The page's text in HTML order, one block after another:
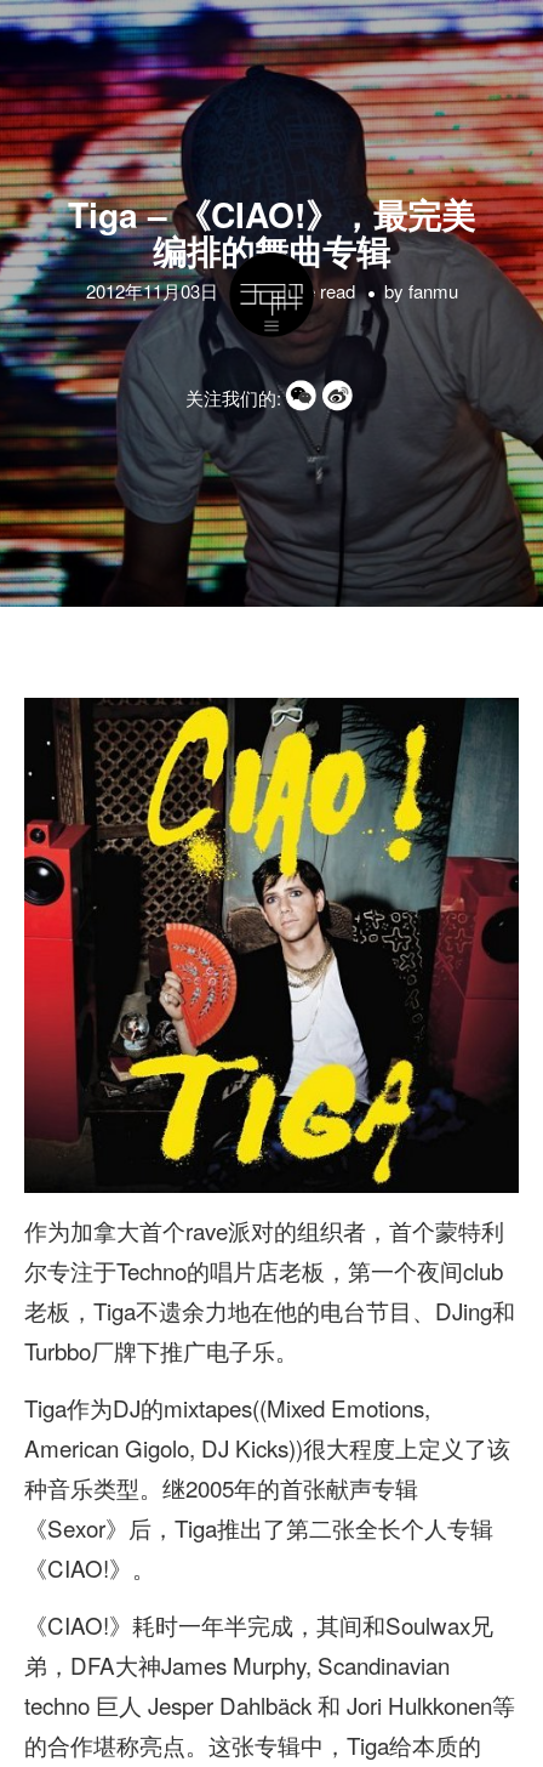
Tiga – 《CIAO!》，最完美
编排的舞曲专辑
2012年11月03日 1 minute read by fanmu
关注我们的:
作为加拿大首个rave派对的组织者，首个蒙特利
尔专注于Techno的唱片店老板，第一个夜间club
老板，Tiga不遗余力地在他的电台节目、DJing和
Turbbo厂牌下推广电子乐。
Tiga作为DJ的mixtapes((Mixed Emotions,
American Gigolo, DJ Kicks))很大程度上定义了该
种音乐类型。继2005年的首张献声专辑
《Sexor》后，Tiga推出了第二张全长个人专辑
《CIAO!》。
《CIAO!》耗时一年半完成，其间和Soulwax兄
弟，DFA大神James Murphy, Scandinavian
techno 巨人 Jesper Dahlbäck 和 Jori Hulkkonen等
的合作堪称亮点。这张专辑中，Tiga给本质的